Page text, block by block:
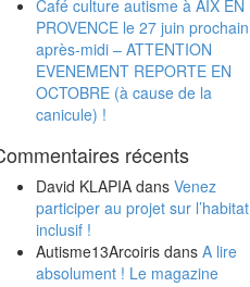
Café culture autisme à AIX EN
PROVENCE le 27 juin prochain
après-midi – ATTENTION
EVENEMENT REPORTE EN
OCTOBRE (à cause de la
canicule) !
récents
David KLAPIAdans Venez
participer au projet sur l’habitat
inclusif !
Autisme13Arcoirisdans A lire
absolument ! Le magazine